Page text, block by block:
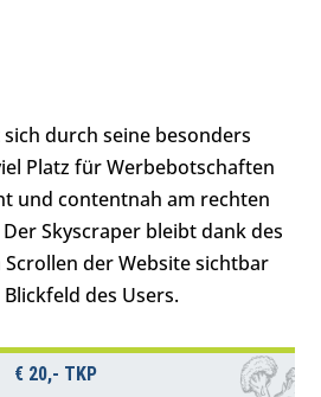
durch seine besonders
Platz für Werbebotschaften
und contentnah am rechten
Skyscraper bleibt dank des
Scrollen der Website sichtbar
des Users.
€ 20,- TKP